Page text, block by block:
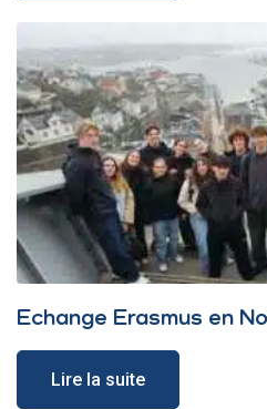
Echange Erasmus en
Lire la suite